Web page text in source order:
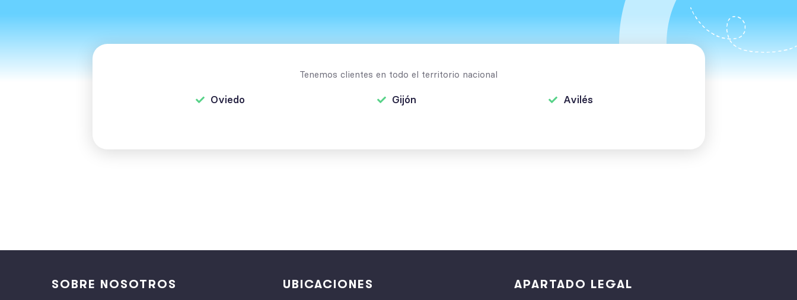
Tenemos clientes en todo el territorio nacional
Oviedo Gijón Avilés
SOBRE NOSOTROS UBICACIONES APARTADO LEGAL